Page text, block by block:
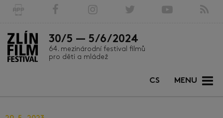
30/5 — 5/6/2024
64. mezinárodní festival filmů
pro děti a mládež
MENU
CS